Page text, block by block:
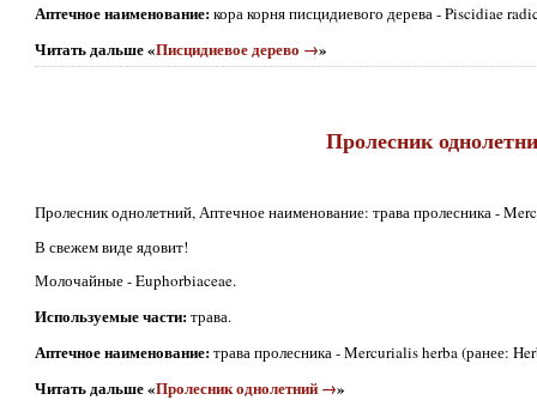
Аптечное наименование:кора корня писцидиевого дерева - Piscidiae
Читать дальше «Писцидиевое дерево →»
Пролесник
Пролесник однолетний, Аптечное наименование: трава пролесника -
В свежем виде ядовит!
Молочайные - Euphorbiaceae.
Используемые части:трава.
Аптечное наименование:трава пролесника - Mercurialis herba (ранее:
Читать дальше «Пролесник однолетний →»